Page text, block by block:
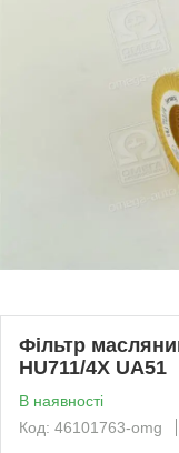
Фільтр
HU711/4X UA51
В наявності
Код: 46101763-omg